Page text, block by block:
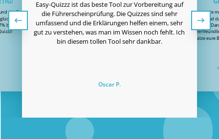
der Preis sehr
dass ich
bestanden habe!
Easy-Quizzz ist das beste Tool zur Vorbereitung auf
die Führerscheinprüfung. Die Quizzes sind sehr
umfassend und die Erklärungen helfen einem, sehr
gut zu verstehen, was man im Wissen noch fehlt. Ich
bin diesem tollen Tool sehr dankbar.
Oscar P.
Ich habe gerade
bestanden und
Vielen
schätze